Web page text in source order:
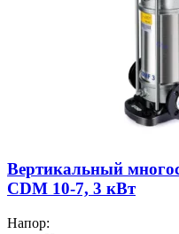
Вертикальный
CDM 10-7, 3 кВт
Напор: